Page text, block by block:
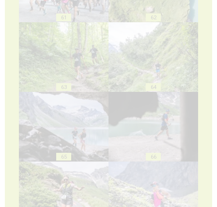
61 62
63 64
65 66